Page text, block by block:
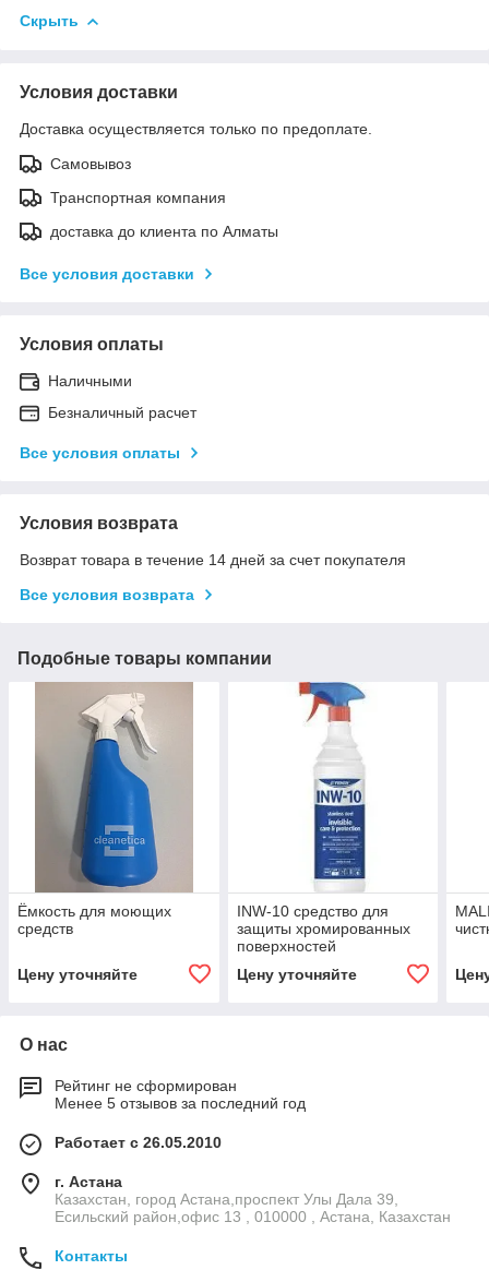
Скрыть
Условия доставки
Доставка осуществляется только по предоплате.
Самовывоз
Транспортная компания
доставка до клиента по Алматы
Все условия доставки
Условия оплаты
Наличными
Безналичный расчет
Все условия оплаты
Условия возврата
Возврат товара в течение 14 дней за счет покупателя
Все условия возврата
Подобные товары компании
Ёмкость для моющих
средств
Цену уточняйте
INW-10 средство для
защиты хромированных
поверхностей
Цену уточняйте
О нас
Рейтинг не сформирован
Менее 5 отзывов за последний год
Работает с 26.05.2010
г. Астана
Казахстан, город Астана,проспект Улы Дала 39,
Есильский район,офис 13 , 010000 , Астана, Казахстан
Контакты